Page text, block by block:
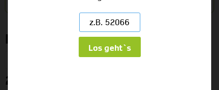
Beck´s Bier
20 x 0,5l Glas
22,49 €
Los geht`s